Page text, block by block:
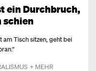
ein Durchbruch,
schien
am Tisch sitzen, geht bei
+ MEHR